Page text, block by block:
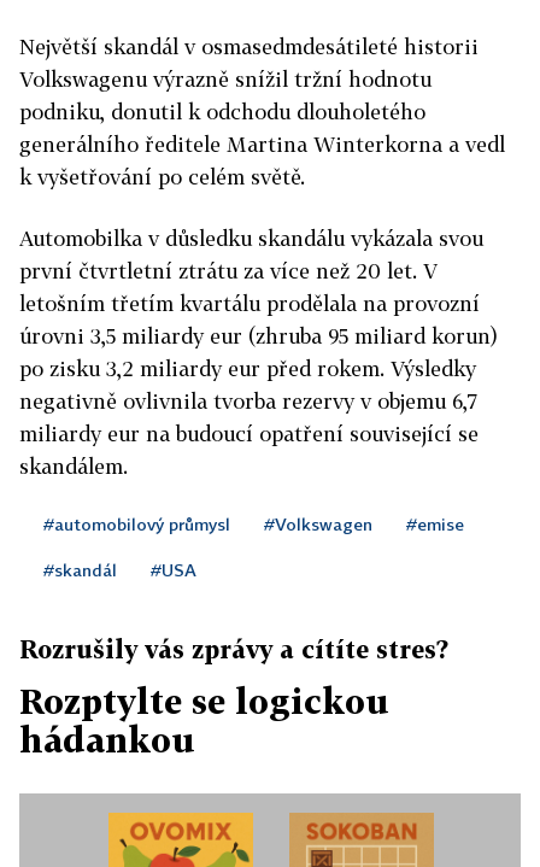
Největší skandál v osmasedmdesátileté historii
Volkswagenu výrazně snížil tržní hodnotu
podniku, donutil k odchodu dlouholetého
generálního ředitele Martina Winterkorna a vedl
k vyšetřování po celém světě.
Automobilka v důsledku skandálu vykázala svou
první čtvrtletní ztrátu za více než 20 let. V
letošním třetím kvartálu prodělala na provozní
úrovni 3,5 miliardy eur (zhruba 95 miliard korun)
po zisku 3,2 miliardy eur před rokem. Výsledky
negativně ovlivnila tvorba rezervy v objemu 6,7
miliardy eur na budoucí opatření související se
skandálem.
#automobilový průmysl #Volkswagen #emise
#skandál #USA
Rozrušily vás zprávy a cítíte stres?
Rozptylte se logickou
hádankou